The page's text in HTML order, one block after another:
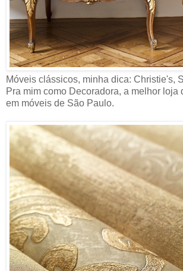
Móveis clássicos, minha dica: Christie's,
Pra mim como Decoradora, a melhor loja
em móveis de São Paulo.